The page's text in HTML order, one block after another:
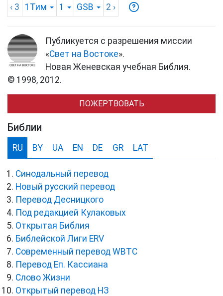
‹ 3 1Тим 1 GSB 2 ›
Публикуется с разрешения миссии
«Свет на Востоке».
Новая Женевская учебная Библия.
© 1998, 2012.
ПОЖЕРТВОВАТЬ
Библии
RU BY UA EN DE GR LAT
Синодальный перевод
Новый русский перевод
Перевод Десницкого
Под редакцией Кулаковых
Открытая Библия
Библейской Лиги ERV
Cовременный перевод WBTC
Перевод Еп. Кассиана
Слово Жизни
Открытый перевод НЗ